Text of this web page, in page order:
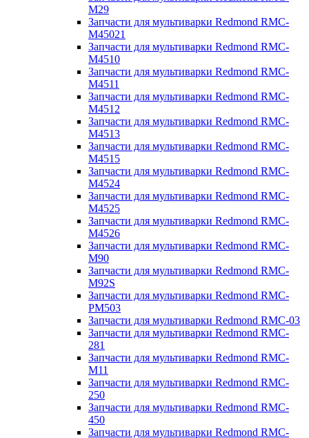
M29
Запчасти для мультиварки Redmond RMC-
M45021
Запчасти для мультиварки Redmond RMC-
M4510
Запчасти для мультиварки Redmond RMC-
M4511
Запчасти для мультиварки Redmond RMC-
M4512
Запчасти для мультиварки Redmond RMC-
M4513
Запчасти для мультиварки Redmond RMC-
M4515
Запчасти для мультиварки Redmond RMC-
M4524
Запчасти для мультиварки Redmond RMC-
M4525
Запчасти для мультиварки Redmond RMC-
M4526
Запчасти для мультиварки Redmond RMC-
M90
Запчасти для мультиварки Redmond RMC-
M92S
Запчасти для мультиварки Redmond RMC-
PM503
Запчасти для мультиварки Redmond RMC-03
Запчасти для мультиварки Redmond RMC-
281
Запчасти для мультиварки Redmond RMC-
M11
Запчасти для мультиварки Redmond RMC-
250
Запчасти для мультиварки Redmond RMC-
450
Запчасти для мультиварки Redmond RMC-